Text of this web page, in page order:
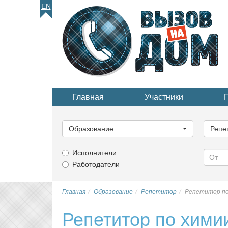
EN
Главная Участники
категорию...
Образование
Исполнители
Работодатели
Главная Образование Репетитор Репетитор
Репетитор по